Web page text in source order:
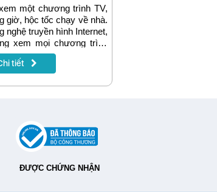
một chương trình TV,
giờ, hộc tốc chạy về nhà.
nghệ truyền hình Internet,
xem mọi chương trình
nơi.
tiết
ĐƯỢC CHỨNG NHẬN